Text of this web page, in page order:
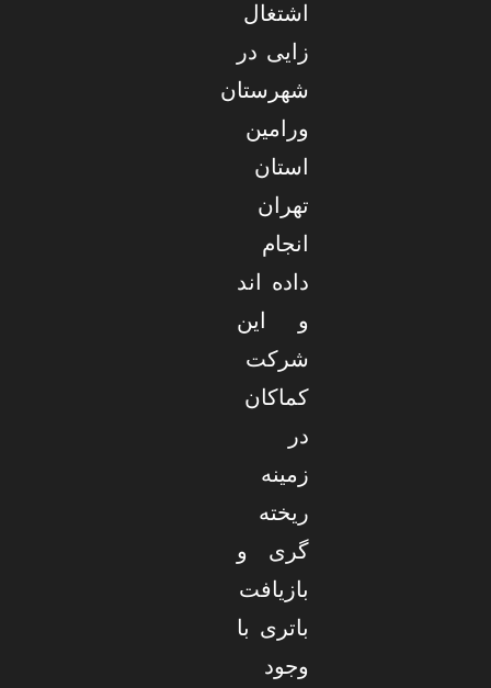
اشتغال
زایی در
شهرستان
ورامین
استان
تهران
انجام
داده اند
و این
شرکت
کماکان
در
زمینه
ریخته
گری و
بازیافت
باتری با
وجود